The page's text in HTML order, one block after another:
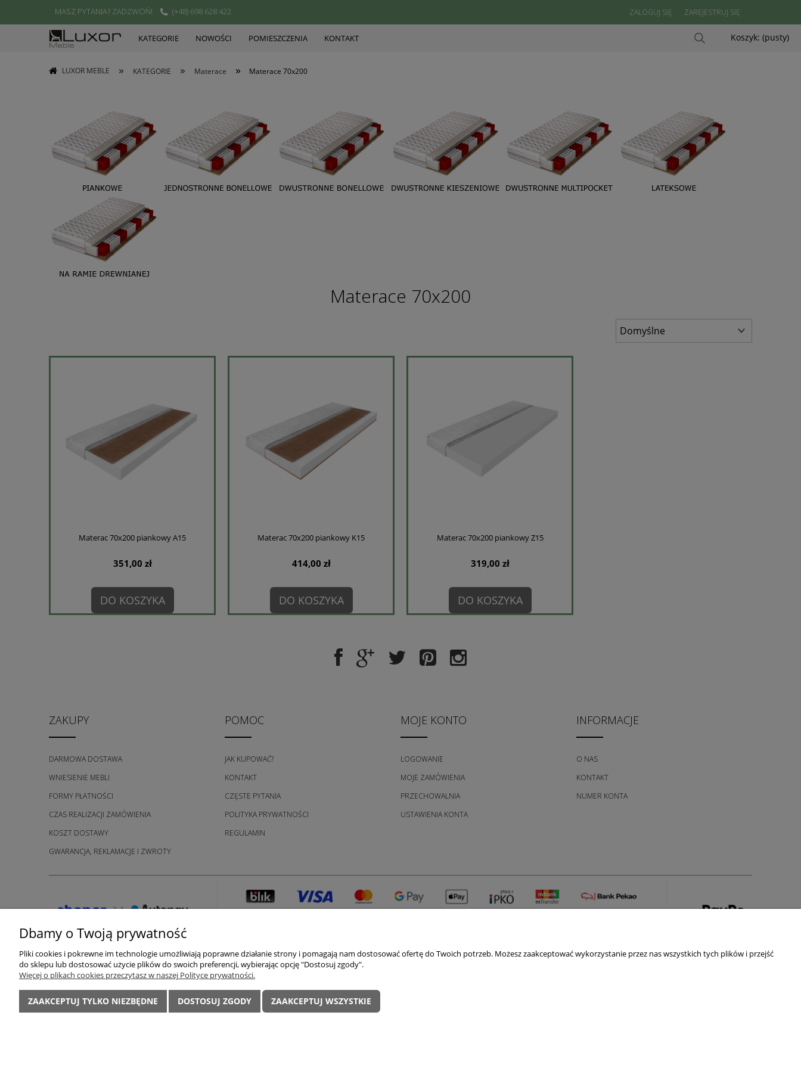
MASZ PYTANIA? ZADZWOŃ! (+48) 698 628 422 ZAREJESTRUJ SIĘ
ZALOGUJ SIĘ
Koszyk: (pusty)
KATEGORIE NOWOŚCI POMIESZCZENIA KONTAKT
LUXOR MEBLE » KATEGORIE » Materace » Materace 70x200
Materace 70x200
Materac 70x200 piankowy A15
351,00 zł
DO KOSZYKA
Materac 70x200 piankowy K15
414,00 zł
DO KOSZYKA
Materac 70x200 piankowy Z15
319,00 zł
DO KOSZYKA
ZAKUPY
DARMOWA DOSTAWA
WNIESIENIE MEBLI
FORMY PŁATNOŚCI
CZAS REALIZACJI ZAMÓWIENIA
KOSZT DOSTAWY
GWARANCJA, REKLAMACJE I ZWROTY
POMOC
JAK KUPOWAĆ?
KONTAKT
CZĘSTE PYTANIA
POLITYKA PRYWATNOŚCI
REGULAMIN
MOJE KONTO
LOGOWANIE
MOJE ZAMÓWIENIA
PRZECHOWALNIA
USTAWIENIA KONTA
INFORMACJE
O NAS
KONTAKT
NUMER KONTA
LUXOR │ 98-400 Wieruszów │ woj. łódzkie │ tel. +48 698 628 422 │ e-mail:
Internetowy Sklep Meblowy oferujący: meblościanki, komody, szafy, łóżka, sypialnie, kuchnie, narożniki, wersalki, fotele, meble dziecięce, młodzieżowe, stoły, krzesła i inne
LUXOR MEBLE 2011-2026
Dbamy o Twoją prywatność
Pliki cookies i pokrewne im technologie umożliwiają poprawne działanie strony i pomagają nam dostosować ofertę do Twoich potrzeb. Możesz zaakceptować wykorzystanie przez nas wszystkich tych plików i przejść
do sklepu lub dostosować użycie plików do swoich preferencji, wybierając opcję "Dostosuj zgody".
Więcej o plikach cookies przeczytasz w naszej Polityce prywatności.
ZAAKCEPTUJ TYLKO NIEZBĘDNE DOSTOSUJ ZGODY ZAAKCEPTUJ WSZYSTKIE